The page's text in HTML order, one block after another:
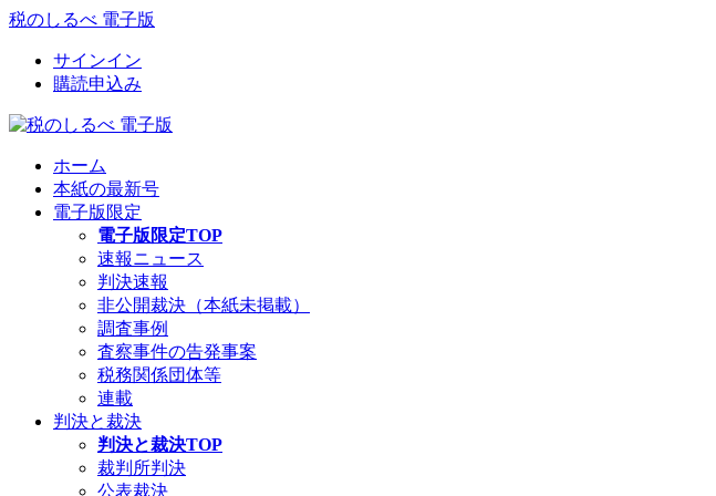
税のしるべ 電子版
サインイン
購読申込み
ホーム
本紙の最新号
電子版限定
電子版限定TOP
速報ニュース
判決速報
非公開裁決（本紙未掲載）
調査事例
査察事件の告発事案
税務関係団体等
連載
判決と裁決
判決と裁決TOP
裁判所判決
公表裁決